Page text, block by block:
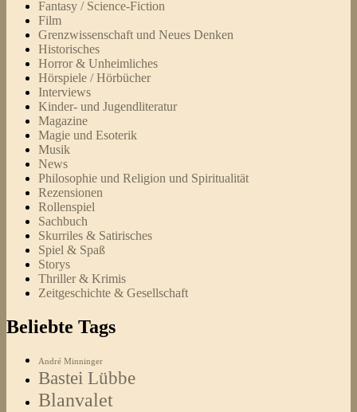
Fantasy / Science-Fiction
Film
Grenzwissenschaft und Neues Denken
Historisches
Horror & Unheimliches
Hörspiele / Hörbücher
Interviews
Kinder- und Jugendliteratur
Magazine
Magie und Esoterik
Musik
News
Philosophie und Religion und Spiritualität
Rezensionen
Rollenspiel
Sachbuch
Skurriles & Satirisches
Spiel & Spaß
Storys
Thriller & Krimis
Zeitgeschichte & Gesellschaft
Beliebte Tags
André Minninger
Bastei Lübbe
Blanvalet